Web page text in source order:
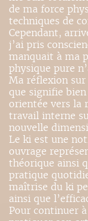
de ma force
techniques de
Cependant,
j’ai pris
manquait à ma
physique pure
Ma réflexion sur
que signifie
orientée vers la
travail interne
nouvelle
Le ki est une
ouvrage
théorique ainsi
pratique
maîtrise du ki
ainsi que
Pour continuer